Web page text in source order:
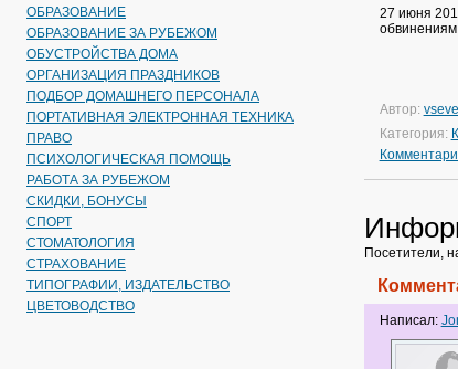
ОБРАЗОВАНИЕ
ОБРАЗОВАНИЕ ЗА РУБЕЖОМ
ОБУСТРОЙСТВА ДОМА
ОРГАНИЗАЦИЯ ПРАЗДНИКОВ
ПОДБОР ДОМАШНЕГО ПЕРСОНАЛА
ПОРТАТИВНАЯ ЭЛЕКТРОННАЯ ТЕХНИКА
ПРАВО
ПСИХОЛОГИЧЕСКАЯ ПОМОЩЬ
РАБОТА ЗА РУБЕЖОМ
СКИДКИ, БОНУСЫ
СПОРТ
СТОМАТОЛОГИЯ
СТРАХОВАНИЕ
ТИПОГРАФИИ, ИЗДАТЕЛЬСТВО
ЦВЕТОВОДСТВО
27 июня
обвинениям
Автор:
Категория:
Посетители,
Написал: